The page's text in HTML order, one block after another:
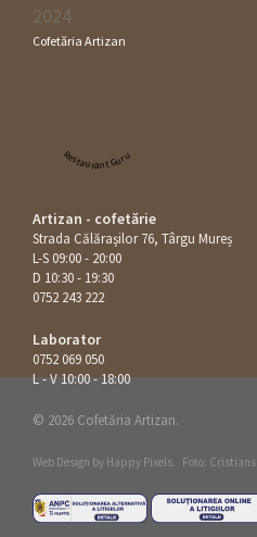
2024
Cofetăria Artizan
Restaurant Guru
Artizan - cofetărie
Strada Călăraşilor 76, Târgu Mureș
L-S 09:00 - 20:00
D 10:30 - 19:30
0752 243 222
Laborator
0752 069 050
L - V 10:00 - 18:00
© 2026 Cofetăria Artizan.
Web Design by Happy Pixels. Foto: Cristians